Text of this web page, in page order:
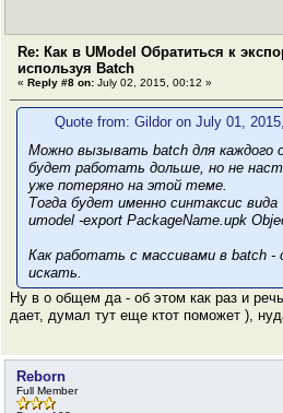
Re: Как в UModel Обратиться к
используя Batch
« Reply #8 on: July 02, 2015, 00:12 »
Quote from: Gildor on July 01,
Можно вызывать batch для каждого
будет работать дольше, но не
уже потеряно на этой теме.
Тогда будет именно синтаксис вида
umodel -export PackageName.upk
Как работать с массивами в batch -
искать.
Ну в о общем да - об этом как раз и
дает, думал тут еще ктот поможет ),
Reborn
Full Member